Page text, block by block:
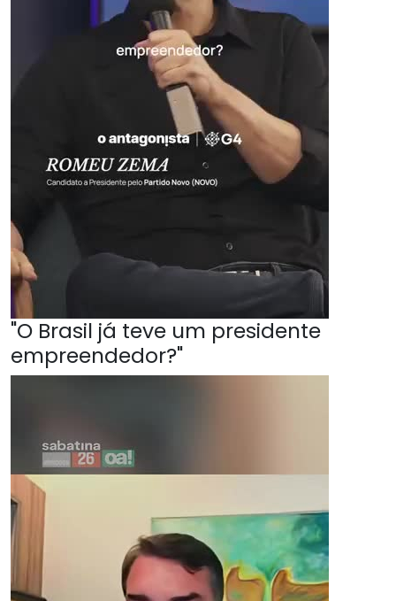
"O Brasil já teve um presidente
empreendedor?"